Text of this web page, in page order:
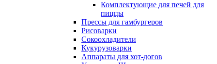
Комплектующие для печей для
пиццы
Прессы для гамбургеров
Рисоварки
Сокоохладители
Кукурузоварки
Аппараты для хот-догов